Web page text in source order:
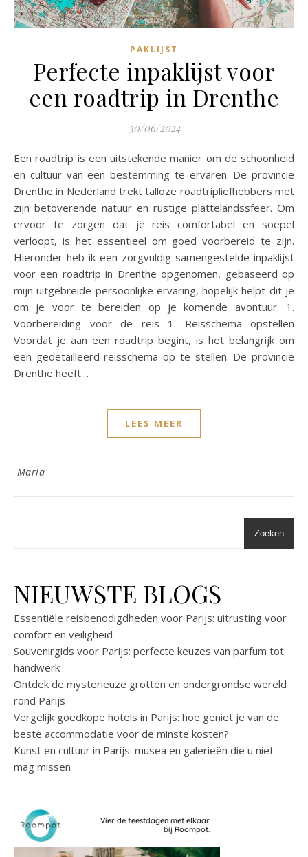
PAKLIJST
Perfecte inpaklijst voor
een roadtrip in Drenthe
30/06/2024
Een roadtrip is een uitstekende manier om de schoonheid
en cultuur van een bestemming te ervaren. De provincie
Drenthe in Nederland trekt talloze roadtripliefhebbers met
zijn betoverende natuur en rustige plattelandssfeer. Om
ervoor te zorgen dat je reis comfortabel en soepel
verloopt, is het essentieel om goed voorbereid te zijn.
Hieronder heb ik een zorgvuldig samengestelde inpaklijst
voor een roadtrip in Drenthe opgenomen, gebaseerd op
mijn uitgebreide persoonlijke ervaring, hopelijk helpt dit je
om je voor te bereiden op je komende avontuur. 1.
Voorbereiding voor de reis 1. Reisschema opstellen
Voordat je aan een roadtrip begint, is het belangrijk om
een gedetailleerd reisschema op te stellen. De provincie
Drenthe heeft…
LEES MEER
Maria
Zoeken
NIEUWSTE BLOGS
Essentiële reisbenodigdheden voor Parijs: uitrusting voor
comfort en veiligheid
Souvenirgids voor Parijs: perfecte keuzes van parfum tot
handwerk
Ontdek de mysterieuze grotten en ondergrondse wereld
rond Parijs
Vergelijk goedkope hotels in Parijs: hoe geniet je van de
beste accommodatie voor de minste kosten?
Kunst en cultuur in Parijs: musea en galerieën die u niet
mag missen